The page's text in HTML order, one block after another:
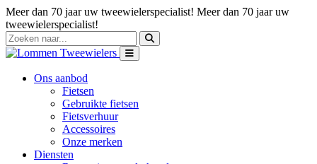
Meer dan 70 jaar uw tweewielerspecialist! Meer dan 70 jaar uw
tweewielerspecialist!
Ons aanbod
Fietsen
Gebruikte fietsen
Fietsverhuur
Accessoires
Onze merken
Diensten